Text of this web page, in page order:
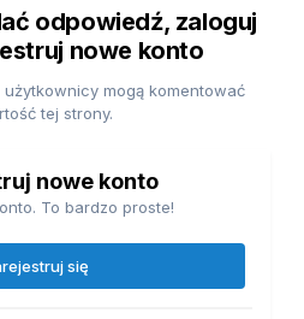
odpowiedź, zaloguj
nowe konto
mogą komentować
tej strony.
nowe konto
To bardzo proste!
się